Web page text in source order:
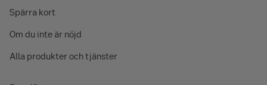
Spärra kort
Om du inte är nöjd
Alla produkter och tjänster